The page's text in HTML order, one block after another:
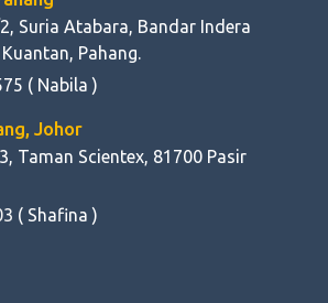
Suria Atabara, Bandar Indera
Pahang.
( Nabila )
Johor
Taman Scientex, 81700 Pasir
( Shafina )